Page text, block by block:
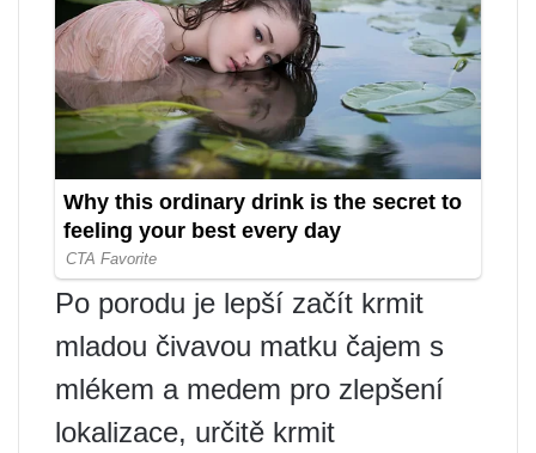
Po porodu je lepší začít krmit
mladou čivavou matku čajem s
mlékem a medem pro zlepšení
lokalizace, určitě krmit